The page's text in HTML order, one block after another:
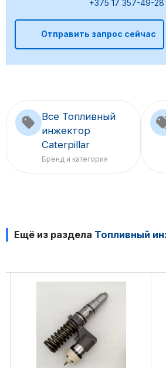
+375 17 357-49-28
Отправить запрос сейчас
Все Топливный
инжектор
Caterpillar
Бренд и категория
Ещё из раздела Топливный